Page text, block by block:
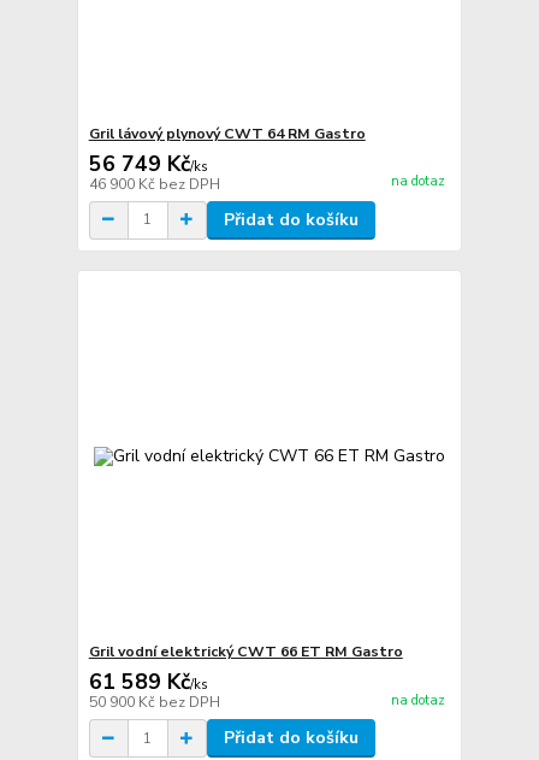
Gril lávový plynový CWT 64 RM Gastro
56 749 Kč/ks
46 900 Kč bez DPH na dotaz
Přidat do košíku
Gril vodní elektrický CWT 66 ET RM Gastro
61 589 Kč/ks
50 900 Kč bez DPH na dotaz
Přidat do košíku